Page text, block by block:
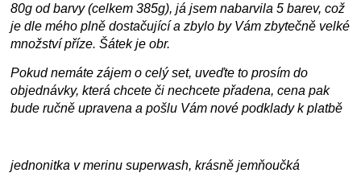
80g od barvy (celkem 385g), já jsem nabarvila 5 barev, což
je dle mého plně dostačující a zbylo by Vám zbytečně velké
množství příze. Šátek je obr.
Pokud nemáte zájem o celý set, uveďte to prosím do
objednávky, která chcete či nechcete přadena, cena pak
bude ručně upravena a pošlu Vám nové podklady k platbě
jednonitka v merinu superwash, krásně jemňoučká